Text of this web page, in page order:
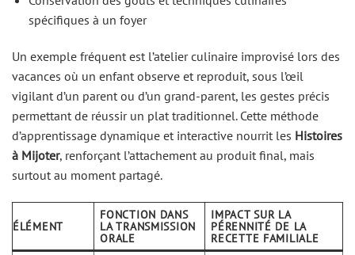
spécifiques à un foyer
Un exemple fréquent est l’atelier culinaire improvisé lors des
vacances où un enfant observe et reproduit, sous l’œil
vigilant d’un parent ou d’un grand-parent, les gestes précis
permettant de réussir un plat traditionnel. Cette méthode
d’apprentissage dynamique et interactive nourrit les Histoires
à Mijoter, renforçant l’attachement au produit final, mais
surtout au moment partagé.
ÉLÉMENT
FONCTION DANS
LA TRANSMISSION
ORALE
IMPACT SUR LA
PÉRENNITÉ DE LA
RECETTE FAMILIALE